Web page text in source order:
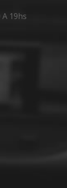
A 19hs